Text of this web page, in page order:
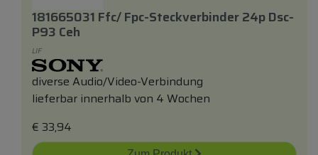
181665031 Ffc/ Fpc-Steckverbinder 24p Dsc-
P93 Ceh
LIF
diverse Audio/Video-Verbindung
lieferbar innerhalb von 4 Wochen
€ 33,94